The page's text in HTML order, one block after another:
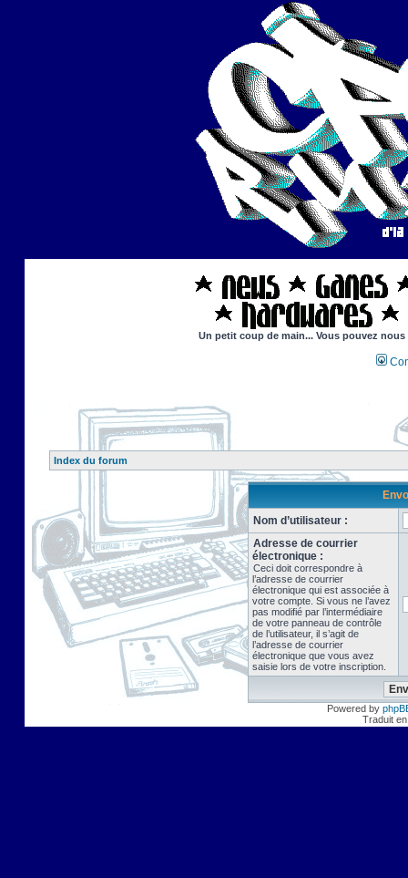
Un petit coup de main... Vous pouvez
Index du forum
Nom d’utilisateur :
Adresse de courrier
électronique :
Ceci doit correspondre à
l’adresse de courrier
électronique qui est associée à
votre compte. Si vous ne l’avez
pas modifié par l’intermédiaire
de votre panneau de contrôle
de l’utilisateur, il s’agit de
l’adresse de courrier
électronique que vous avez
saisie lors de votre inscription.
Powered by
Traduit